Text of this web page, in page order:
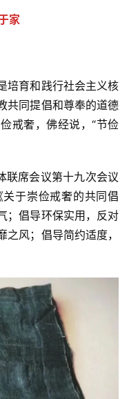
家
培育和践行社会主义核
共同提倡和尊奉的道德
戒奢，佛经说，“节俭
席会议第十九次会议
于崇俭戒奢的共同倡
；倡导环保实用，反对
风；倡导简约适度，